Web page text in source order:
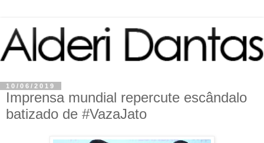
10/06/2019
Imprensa mundial repercute escândalo
batizado de #VazaJato